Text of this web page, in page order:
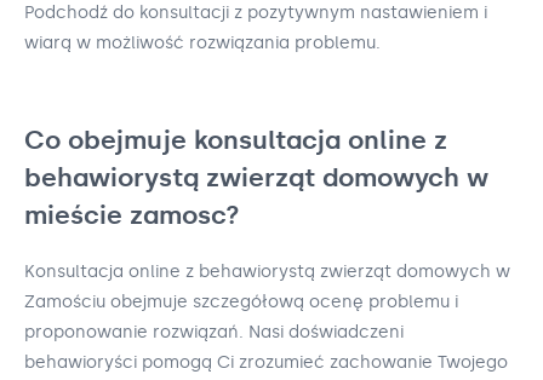
Podchodź do konsultacji z pozytywnym nastawieniem i
wiarą w możliwość rozwiązania problemu.
Co obejmuje konsultacja online z
behawiorystą zwierząt domowych w
mieście zamosc?
Konsultacja online z behawiorystą zwierząt domowych w
Zamościu obejmuje szczegółową ocenę problemu i
proponowanie rozwiązań. Nasi doświadczeni
behawioryści pomogą Ci zrozumieć zachowanie Twojego